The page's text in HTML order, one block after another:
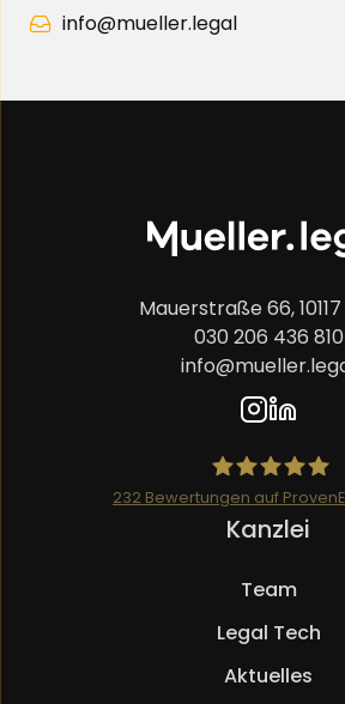
info@mueller.legal
Mauerstraße 66,
030 206 436 810
Mueller.legal
232 Bewertungen auf
Kanzlei
Team
Legal Tech
Aktuelles